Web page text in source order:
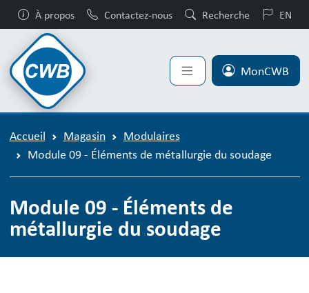
À propos Contactez-nous Recherche EN
MonCWB
Accueil Magasin
Modulaires
Module 09 - Éléments de métallurgie du soudage
Module 09 - Éléments de
métallurgie du soudage